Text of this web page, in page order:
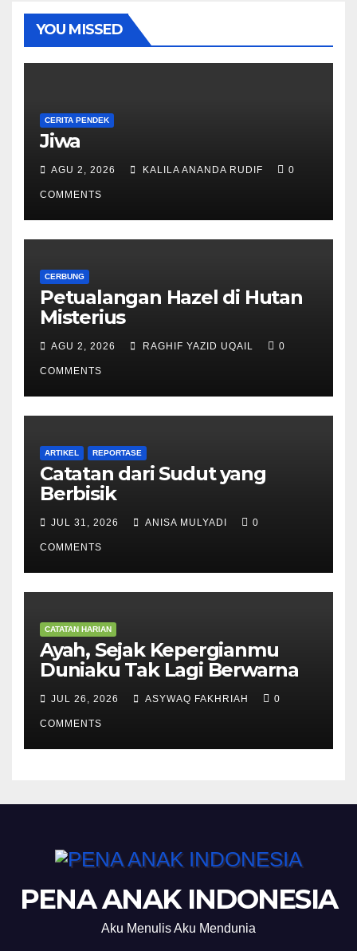
YOU MISSED
CERITA PENDEK
Jiwa
AGU 2, 2026 KALILA ANANDA RUDIF 0
COMMENTS
CERBUNG
Petualangan Hazel di Hutan
Misterius
AGU 2, 2026 RAGHIF YAZID UQAIL 0
COMMENTS
ARTIKEL REPORTASE
Catatan dari Sudut yang
Berbisik
JUL 31, 2026 ANISA MULYADI 0
COMMENTS
CATATAN HARIAN
Ayah, Sejak Kepergianmu
Duniaku Tak Lagi Berwarna
JUL 26, 2026 ASYWAQ FAKHRIAH 0
COMMENTS
PENA ANAK INDONESIA
Aku Menulis Aku Mendunia